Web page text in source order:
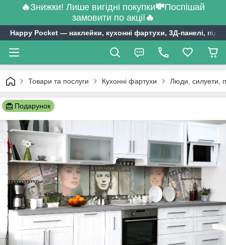
🔥Знижки! Лише вигідні покупки💸Поспішай
замовити по акції🔥
Happy Pocket ― наклейки, кухонні фартухи, 3Д-панелі,
Товари та послуги Кухонні фартухи Люди, силуети,
Подарунок